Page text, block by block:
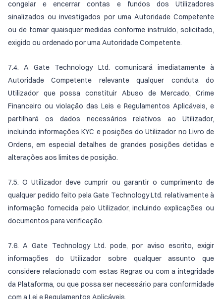
congelar e encerrar contas e fundos dos Utilizadores
sinalizados ou investigados por uma Autoridade Competente
ou de tomar quaisquer medidas conforme instruído, solicitado,
exigido ou ordenado por uma Autoridade Competente.
7.4. A Gate Technology Ltd. comunicará imediatamente à
Autoridade Competente relevante qualquer conduta do
Utilizador que possa constituir Abuso de Mercado, Crime
Financeiro ou violação das Leis e Regulamentos Aplicáveis, e
partilhará os dados necessários relativos ao Utilizador,
incluindo informações KYC e posições do Utilizador no Livro de
Ordens, em especial detalhes de grandes posições detidas e
alterações aos limites de posição.
7.5. O Utilizador deve cumprir ou garantir o cumprimento de
qualquer pedido feito pela Gate Technology Ltd. relativamente à
informação fornecida pelo Utilizador, incluindo explicações ou
documentos para verificação.
7.6. A Gate Technology Ltd. pode, por aviso escrito, exigir
informações do Utilizador sobre qualquer assunto que
considere relacionado com estas Regras ou com a integridade
da Plataforma, ou que possa ser necessário para conformidade
com a Lei e Regulamentos Aplicáveis.